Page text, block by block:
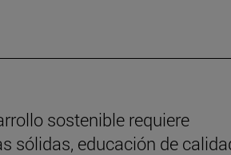
sostenible requiere
sólidas, educación de